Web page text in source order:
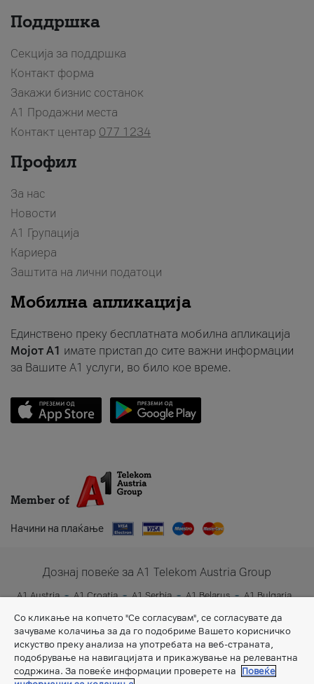
Поддршка
Секција за поддршка
Контакт форма
Закажи бизнис состанок
A1 Продажни места
Контакт центар 077 1234
Профил
За нас
Новости
А1 Групација
Кариера
Заштита на лични податоци
Мобилна апликација
Единствено преку бесплатната мобилна апликација
Мојот A1 имате пристап до сите важни информации
за Вашите A1 услуги, во било кое време.
Member of
Начини на плаќање
Дознај повеќе за A1 Telekom Austria Group
A1 Austria A1 Croatia A1 Serbia A1 Belarus
A1 Bulgaria
Со кликање на копчето "Се согласувам", се согласувате да
зачуваме колачиња за да го подобриме Вашето корисничко
искуство преку анализа на употребата на веб-страната,
подобрување на навигацијата и прикажување на релевантна
содржина. За повеќе информации проверете на
Повеќе